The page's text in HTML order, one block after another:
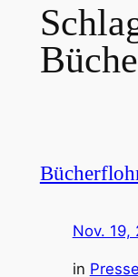
Nov. 19,
in Presse